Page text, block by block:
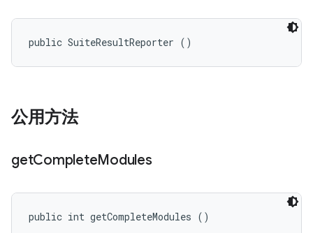
public SuiteResultReporter ()
公用方法
getCompleteModules
public int getCompleteModules ()